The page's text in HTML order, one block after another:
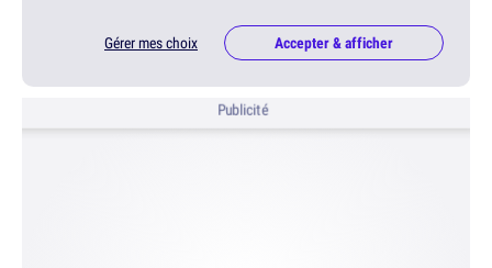
Gérer mes choix Accepter & afficher
Publicité